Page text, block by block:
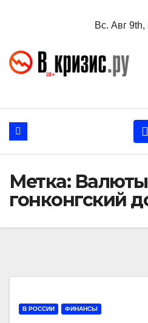
Вс. Авг 9th,
Метка:
гонконгский
В РОССИИ ФИНАНСЫ